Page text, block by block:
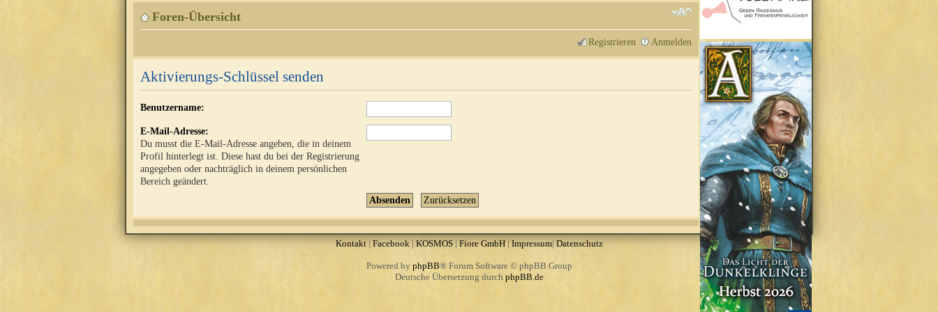
Foren-Übersicht
Registrieren Anmelden
Aktivierungs-Schlüssel senden
Benutzername:
E-Mail-Adresse:
Du musst die E-Mail-Adresse angeben, die in deinem
Profil hinterlegt ist. Diese hast du bei der Registrierung
angegeben oder nachträglich in deinem persönlichen
Bereich geändert.
Kontakt|Facebook | KOSMOS| Fiore GmbH| Impressum| Datenschutz
Powered by phpBB® Forum Software © phpBB Group
Deutsche Übersetzung durch phpBB.de